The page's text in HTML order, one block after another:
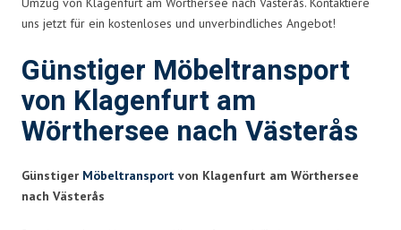
uns jetzt für ein kostenloses und unverbindliches Angebot!
Günstiger Möbeltransport
von Klagenfurt am
Wörthersee nach Västerås
Günstiger Möbeltransport von Klagenfurt am Wörthersee
nach Västerås